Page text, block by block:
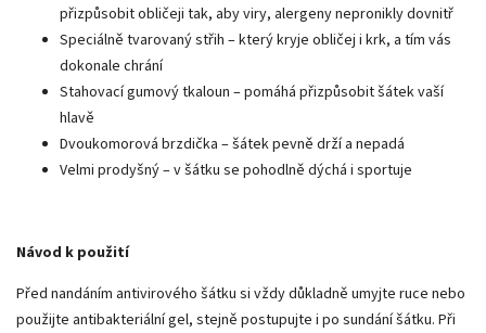
přizpůsobit obličeji tak, aby viry, alergeny nepronikly dovnitř
Speciálně tvarovaný střih – který kryje obličej i krk, a tím vás
dokonale chrání
Stahovací gumový tkaloun – pomáhá přizpůsobit šátek vaší
hlavě
Dvoukomorová brzdička – šátek pevně drží a nepadá
Velmi prodyšný – v šátku se pohodlně dýchá i sportuje
Návod k použití
Před nandáním antivirového šátku si vždy důkladně umyjte ruce nebo
použijte antibakteriální gel, stejně postupujte i po sundání šátku. Při